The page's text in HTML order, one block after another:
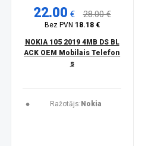
22.00 € 28.00 €
Bez PVN 18.18 €
NOKIA 105 2019 4MB DS BL
ACK OEM Mobilais Telefon
s
Ražotājs: Nokia